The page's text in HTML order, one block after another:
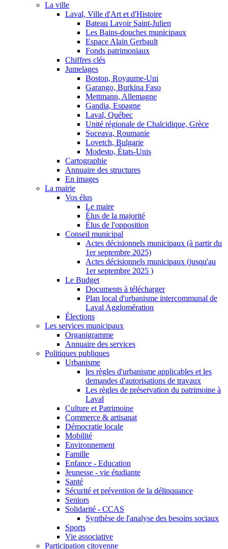
La ville
Laval, Ville d'Art et d'Histoire
Bateau Lavoir Saint-Julien
Les Bains-douches municipaux
Espace Alain Gerbault
Fonds patrimoniaux
Chiffres clés
Jumelages
Boston, Royaume-Uni
Garango, Burkina Faso
Mettmann, Allemagne
Gandia, Espagne
Laval, Québec
Unité régionale de Chalcidique, Grèce
Suceava, Roumanie
Lovetch, Bulgarie
Modesto, États-Unis
Cartographie
Annuaire des structures
En images
La mairie
Vos élus
Le maire
Élus de la majorité
Élus de l'opposition
Conseil municipal
Actes décisionnels municipaux (à partir du
1er septembre 2025)
Actes décisionnels municipaux (jusqu'au
1er septembre 2025 )
Le Budget
Documents à télécharger
Plan local d'urbanisme intercommunal de
Laval Agglomération
Élections
Les services municipaux
Organigramme
Annuaire des services
Politiques publiques
Urbanisme
les règles d'urbanisme applicables et les
demandes d'autorisations de travaux
Les règles de préservation du patrimoine à
Laval
Culture et Patrimoine
Commerce & artisanat
Démocratie locale
Mobilité
Environnement
Famille
Enfance - Education
Jeunesse - vie étudiante
Santé
Sécurité et prévention de la délinquance
Seniors
Solidarité - CCAS
Synthèse de l'analyse des besoins sociaux
Sports
Vie associative
Participation citoyenne